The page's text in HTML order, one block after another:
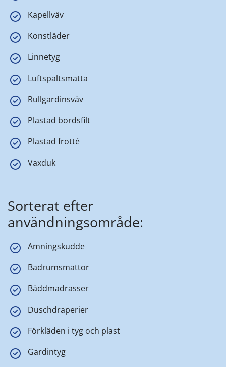
Kapellväv
Konstläder
Linnetyg
Luftspaltsmatta
Rullgardinsväv
Plastad bordsfilt
Plastad frotté
Vaxduk
Sorterat efter
användningsområde:
Amningskudde
Badrumsmattor
Bäddmadrasser
Duschdraperier
Förkläden i tyg och plast
Gardintyg